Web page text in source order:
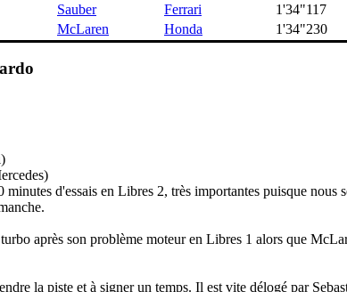
Sauber Ferrari 1'34"117
McLaren Honda 1'34"230
d'essais en Libres 2, très importantes puisque nous
après son problème moteur en Libres 1 alors que
la piste et à signer un temps. Il est vite délogé par